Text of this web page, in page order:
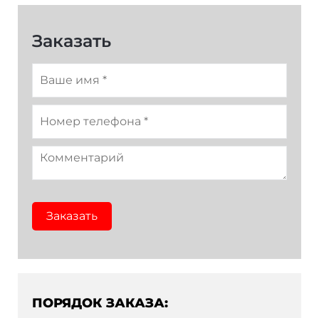
Заказать
Заказать
ПОРЯДОК ЗАКАЗА: